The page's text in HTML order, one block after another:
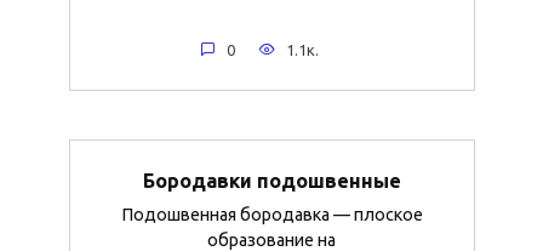
0 1.1к.
Бородавки подошвенные
Подошвенная бородавка — плоское
образование на